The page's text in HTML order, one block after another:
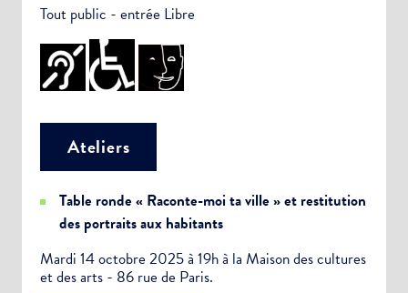
Tout public - entrée Libre
Ateliers
Table ronde « Raconte-moi ta ville » et restitution
des portraits aux habitants
Mardi 14 octobre 2025 à 19h à la Maison des cultures
et des arts - 86 rue de Paris.